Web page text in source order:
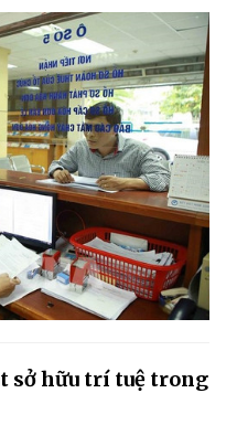
sở hữu trí tuệ trong